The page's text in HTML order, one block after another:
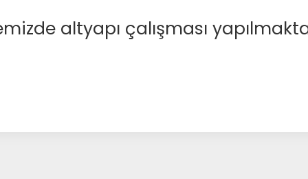
altyapı çalışması